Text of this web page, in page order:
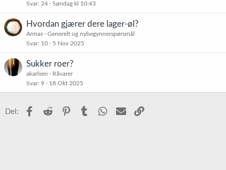
Svar 24 Søndag kl 10:43
Hvordan gjærer dere lager-øl?
Armas
Generelt og nybegynnerspørsmål
Svar 10 5 Nov 2025
Sukker roer?
akarlsen
Råvarer
Svar 9 18 Okt 2025
Del: Facebook
Reddit PinterestTumblr WhatsApp
E-post